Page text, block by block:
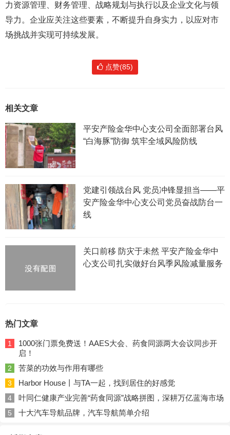
力资源管理、财务管理、战略规划与执行以及企业文化与领
导力。企业应关注这些要素，不断提升自身实力，以应对市
场挑战并实现可持续发展。
点赞(85)
相关文章
平安产险金华中心支公司全面部署台风
“白海豚”防御 筑牢全域风险防线
党建引领战台风 党员冲锋显担当——平
安产险金华中心支公司党员奋战防台一
线
关口前移 防灾于未然 平安产险金华中
心支公司扎实做好台风季风险减量服务
热门文章
1
1000张门票免费送！AAES大会、药食同源两大会议同步开
启！
2 苦菜的功效与作用有哪些
3 Harbor House丨与TA一起，找到居住的好感觉
4 叶同仁健康产业完善“药食同源”战略拼图，深耕万亿蓝海市场
5 十大汽车导航品牌，汽车导航简单介绍